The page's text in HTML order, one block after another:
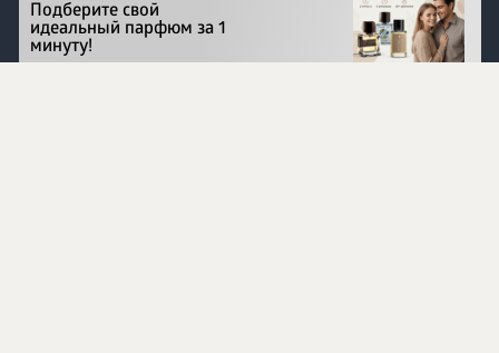
Перейти на сайт
Подберите свой
идеальный парфюм за 1
минуту!